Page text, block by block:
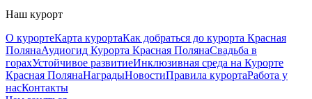
Наш курорт
О курортеКарта курортаКак добраться до курорта Красная
ПолянаАудиогид Курорта Красная ПолянаСвадьба в
горахУстойчивое развитиеИнклюзивная среда на Курорте
Красная ПолянаНаградыНовостиПравила курортаРабота у
насКонтакты